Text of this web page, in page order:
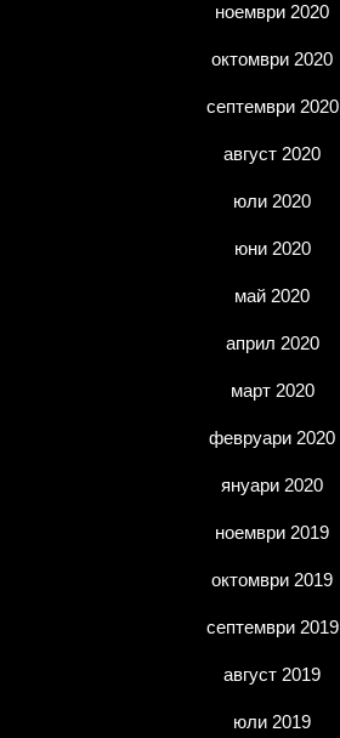
ноември 2020
октомври 2020
септември 2020
август 2020
юли 2020
юни 2020
май 2020
април 2020
март 2020
февруари 2020
януари 2020
ноември 2019
октомври 2019
септември 2019
август 2019
юли 2019